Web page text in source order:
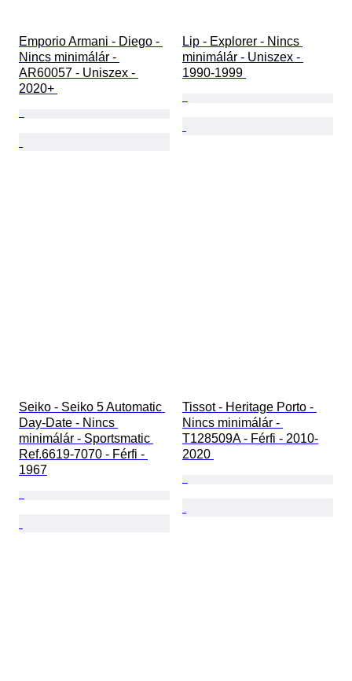
Emporio Armani - Diego -
Nincs minimálár -
AR60057 - Uniszex -
2020+
Lip - Explorer - Nincs
minimálár - Uniszex -
1990-1999
Seiko - Seiko 5 Automatic
Day-Date - Nincs
minimálár - Sportsmatic
Ref.6619-7070 - Férfi -
1967
Tissot - Heritage Porto -
Nincs minimálár -
T128509A - Férfi - 2010-
2020